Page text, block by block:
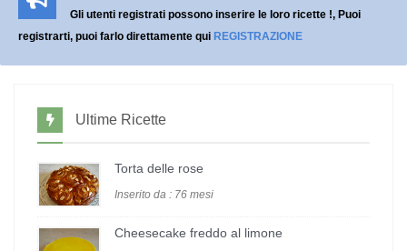
Gli utenti registrati possono inserire le loro ricette !, Puoi
registrarti, puoi farlo direttamente qui REGISTRAZIONE
Ultime Ricette
Torta delle rose
Inserito da : 76 mesi
Cheesecake freddo al limone